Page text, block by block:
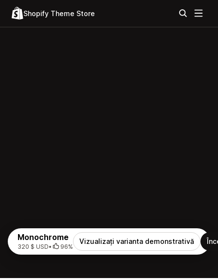
Shopify Theme Store
Monochrome
320 $ USD• 96%
Vizualizați varianta demonstrativă